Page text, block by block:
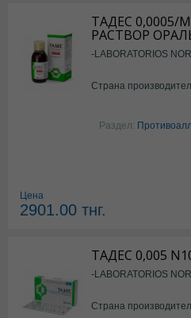
ТАДЕС 0,0005/
РАСТВОР
-LABORATORIOS
Страна
Раздел:
Цена
2901.00 тнг.
ТАДЕС 0,005
-LABORATORIOS
Страна